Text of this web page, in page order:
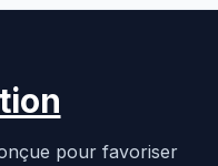
pour favoriser